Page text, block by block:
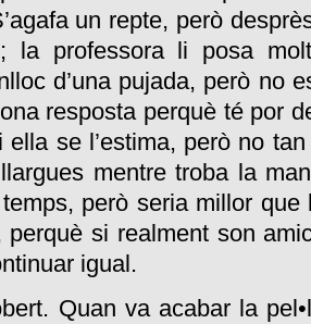
un repte, però
la professora li posa
d’una pujada, però no
resposta perquè té por
se l’estima, però no
mentre troba la
però seria millor que
perquè si realment son
igual.
Quan va acabar la